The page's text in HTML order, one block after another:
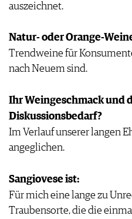
auszeichnet.
Natur- oder Orange-
Trendweine für
nach Neuem sind.
Ihr Weingeschmack und
Diskussionsbedarf?
Im Verlauf unserer langen
angeglichen.
Sangiovese ist:
Für mich eine lange zu
Traubensorte, die die